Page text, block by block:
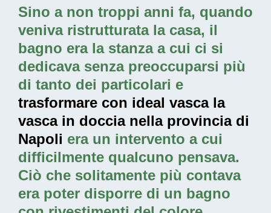
Sino a non troppi anni fa, quando
veniva ristrutturata la casa, il
bagno era la stanza a cui ci si
dedicava senza preoccuparsi più
di tanto dei particolari e
trasformare con ideal vasca la
vasca in doccia nella provincia di
Napoli era un intervento a cui
difficilmente qualcuno pensava.
Ciò che solitamente più contava
era poter disporre di un bagno